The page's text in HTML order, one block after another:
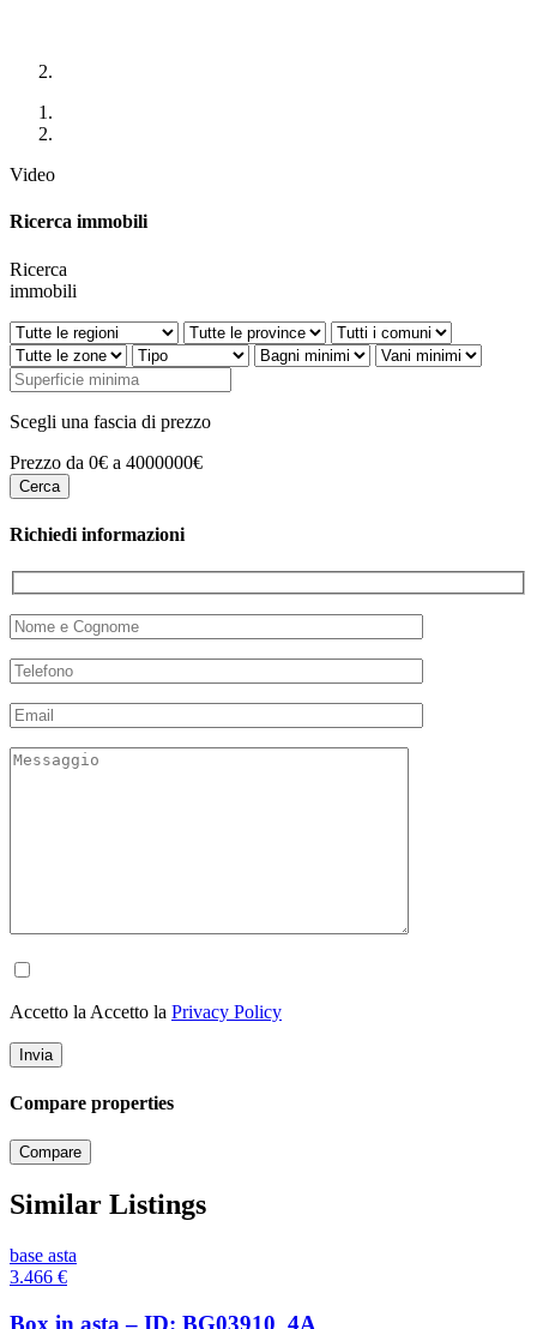
Video
Ricerca immobili
Ricerca
immobili
Scegli una fascia di prezzo
Prezzo da 0€ a 4000000€
Richiedi informazioni
Accetto la Accetto la Privacy Policy
Compare properties
Compare
Similar Listings
base asta
3.466 €
Box in asta – ID: BG03910_4A